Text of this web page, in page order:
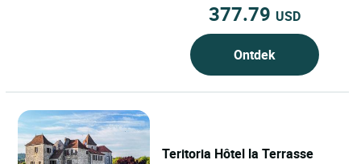
377.79 USD
Ontdek
Teritoria Hôtel la Terrasse